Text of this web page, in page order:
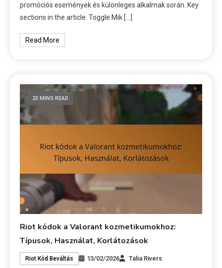
promóciós események és különleges alkalmak során. Key
sections in the article: Toggle Mik […]
Read More
23 MINS READ
Riot kódok a Valorant kozmetikumokhoz:
Típusok, Használat, Korlátozások
Riot Kód Beváltás 13/02/2026 Talia Rivers